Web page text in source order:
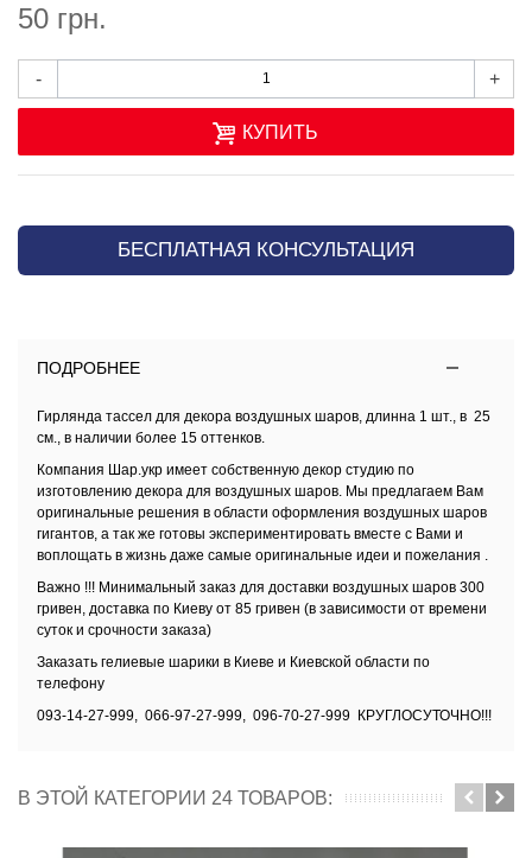
50 грн.
- +
КУПИТЬ
БЕСПЛАТНАЯ КОНСУЛЬТАЦИЯ
ПОДРОБНЕЕ
Гирлянда тассел для декора воздушных шаров, длинна 1 шт., в 25
см., в наличии более 15 оттенков.
Компания Шар.укр имеет собственную декор студию по
изготовлению декора для воздушных шаров. Мы предлагаем Вам
оригинальные решения в области оформления воздушных шаров
гигантов, а так же готовы экспериментировать вместе с Вами и
воплощать в жизнь даже самые оригинальные идеи и пожелания .
Важно !!! Минимальный заказ для доставки воздушных шаров 300
гривен, доставка по Киевуот 85 гривен (в зависимости от времени
суток и срочности заказа)
Заказать гелиевые шарики в Киеве и Киевской области по
телефону
093-14-27-999, 066-97-27-999, 096-70-27-999 КРУГЛОСУТОЧНО!!!
В ЭТОЙ КАТЕГОРИИ 24 ТОВАРОВ: